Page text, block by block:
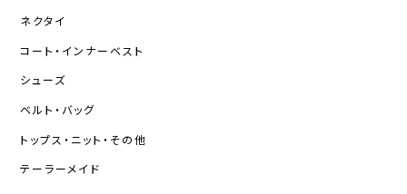
ネクタイ
コート・インナーベスト
シューズ
ベルト・バッグ
トップス・ニット・その他
テーラーメイド